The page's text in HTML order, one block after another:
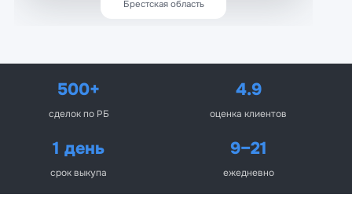
Брестская область
500+
сделок по РБ
4.9
оценка клиентов
1 день
срок выкупа
9–21
ежедневно